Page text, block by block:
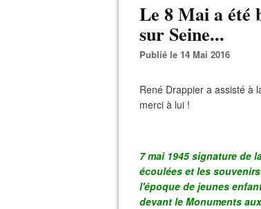
Le 8 Mai a été
sur Seine...
Publié le 14 Mai 2016
René Drappier a assisté à
merci à lui !
7 mai 1945 signature de
écoulées et les
l'époque de jeunes
devant le Monuments